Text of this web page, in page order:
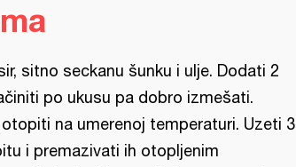
sitno seckanu šunku i ulje. Dodati 2
po ukusu pa dobro izmešati.
otopiti na umerenoj temperaturi. Uzeti 3
i premazivati ih otopljenim